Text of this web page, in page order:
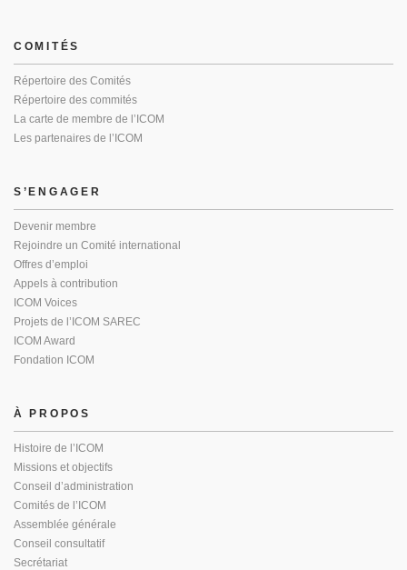
COMITÉS
Répertoire des Comités
Répertoire des commités
La carte de membre de l’ICOM
Les partenaires de l’ICOM
S’ENGAGER
Devenir membre
Rejoindre un Comité international
Offres d’emploi
Appels à contribution
ICOM Voices
Projets de l’ICOM SAREC
ICOM Award
Fondation ICOM
À PROPOS
Histoire de l’ICOM
Missions et objectifs
Conseil d’administration
Comités de l’ICOM
Assemblée générale
Conseil consultatif
Secrétariat